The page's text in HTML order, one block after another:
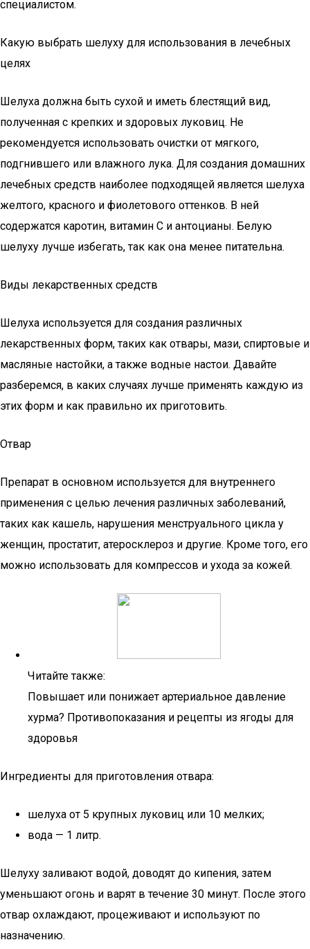
специалистом.
Какую выбрать шелуху для использования в лечебных
целях
Шелуха должна быть сухой и иметь блестящий вид,
полученная с крепких и здоровых луковиц. Не
рекомендуется использовать очистки от мягкого,
подгнившего или влажного лука. Для создания домашних
лечебных средств наиболее подходящей является шелуха
желтого, красного и фиолетового оттенков. В ней
содержатся каротин, витамин C и антоцианы. Белую
шелуху лучше избегать, так как она менее питательна.
Виды лекарственных средств
Шелуха используется для создания различных
лекарственных форм, таких как отвары, мази, спиртовые и
масляные настойки, а также водные настои. Давайте
разберемся, в каких случаях лучше применять каждую из
этих форм и как правильно их приготовить.
Отвар
Препарат в основном используется для внутреннего
применения с целью лечения различных заболеваний,
таких как кашель, нарушения менструального цикла у
женщин, простатит, атеросклероз и другие. Кроме того, его
можно использовать для компрессов и ухода за кожей.
Читайте также:
Повышает или понижает артериальное давление
хурма? Противопоказания и рецепты из ягоды для
здоровья
Ингредиенты для приготовления отвара:
шелуха от 5 крупных луковиц или 10 мелких;
вода — 1 литр.
Шелуху заливают водой, доводят до кипения, затем
уменьшают огонь и варят в течение 30 минут. После этого
отвар охлаждают, процеживают и используют по
назначению.